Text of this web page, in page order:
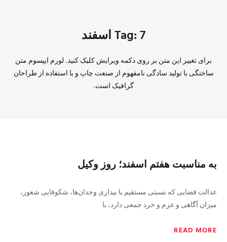
Tag: 7 اسفند
برای تغییر این متن بر روی دکمه ویرایش کلیک کنید. لورم ایپسوم متن
ساختگی با تولید سادگی نامفهوم از صنعت چاپ و با استفاده از طراحان
گرافیک است.
به مناسبت هفتم اسفند؛ روز وکیل
عدالت قضایی که نسبتی مستقیم با بیداری وجدان‌ها، شکوفایی شعور،
میزان آگاهی و عزم و خرد جمعی دارد، با
READ MORE